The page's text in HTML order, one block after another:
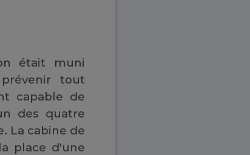
était muni
tout
capable de
des quatre
La cabine de
place d'une